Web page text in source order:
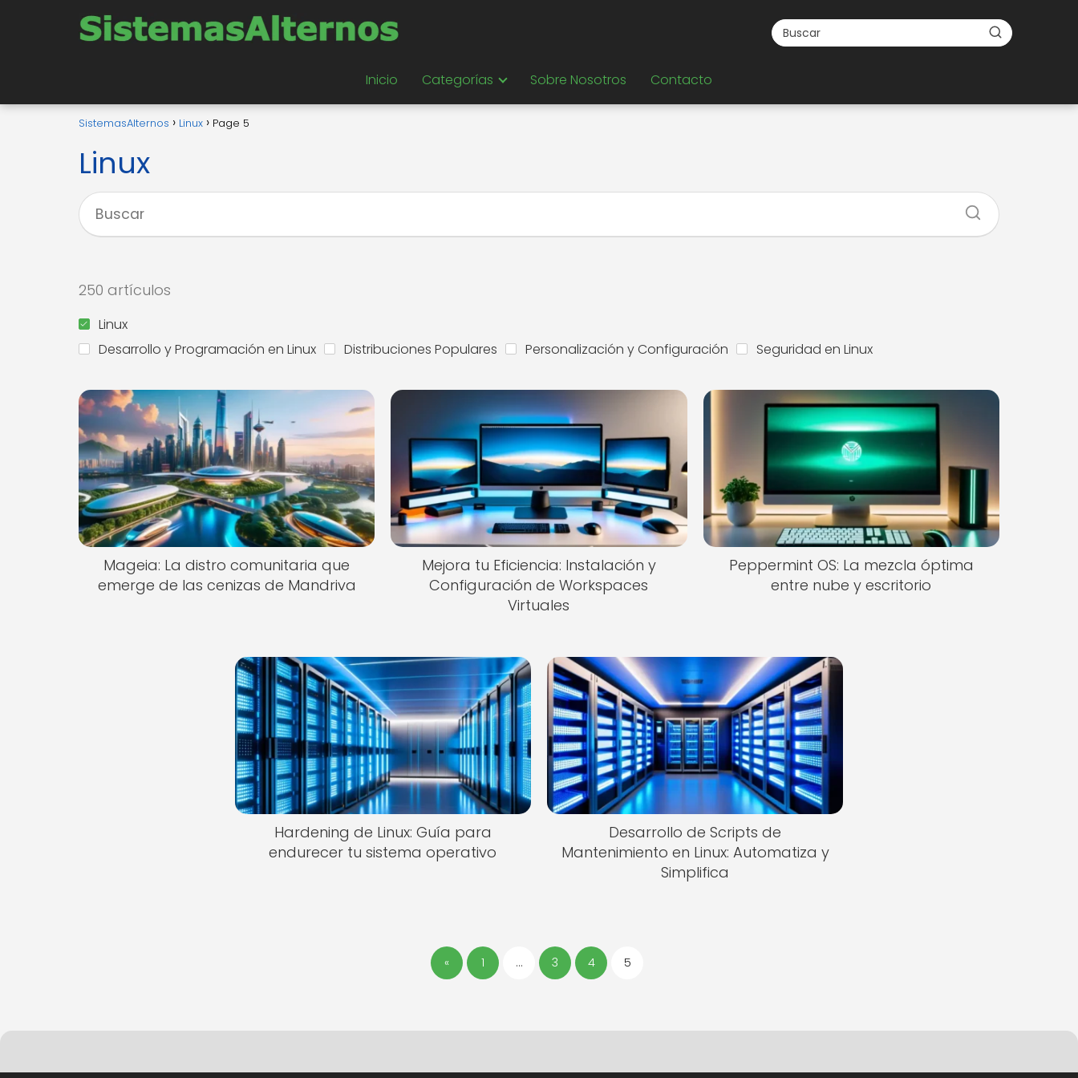
Inicio Categorías Sobre Nosotros Contacto
SistemasAlternos Linux Page 5
Linux
250 artículos
Linux
Desarrollo y Programación en Linux
Distribuciones Populares Personalización y Configuración Seguridad en Linux
Mageia: La distro comunitaria que
emerge de las cenizas de Mandriva
Mejora tu Eficiencia: Instalación y
Configuración de Workspaces
Virtuales
Peppermint OS: La mezcla óptima
entre nube y escritorio
Hardening de Linux: Guía para
endurecer tu sistema operativo
Desarrollo de Scripts de
Mantenimiento en Linux: Automatiza y
Simplifica
« 1 … 3 4 5